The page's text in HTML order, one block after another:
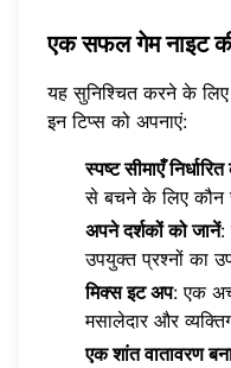
एक सफल गेम नाइट की
यह सुनिश्चित करने के
इन टिप्स को अपनाएं:
स्पष्ट सीमाएँ
से बचने के लिए कौन
अपने दर्शकों को जानें:
उपयुक्त प्रश्नों का
मिक्स इट अप: एक
मसालेदार और
एक शांत वातावरण